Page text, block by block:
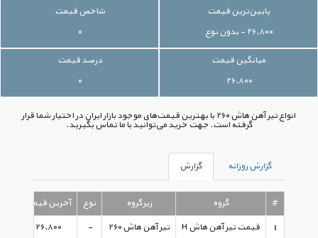
پایین‌ترین قیمت
۲۶,۸۰۰ - بدون نوع
شاخص قیمت
۰
میانگین قیمت
۲۶,۸۰۰
درصد قیمت
۰
انواع تیر آهن هاش ۲۶۰ با بهترین قیمت‌های موجود بازار ایران در اختیار شما قرار
گرفته است. جهت خرید می‌توانید با ما تماس بگیرید.
گزارش روزانه گزارش
# گروه زیرگروه نوع
آخرین قیمت
1
قیمت تیر آهن هاش H تیر آهن هاش ۲۶۰ - ۲۶,۸۰۰